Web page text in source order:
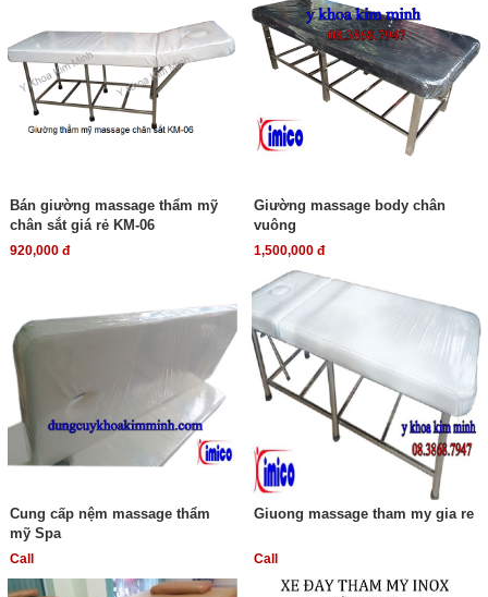
Bán giường massage thẩm mỹ
chân sắt giá rẻ KM-06
920,000 đ
Giường massage body chân
vuông
1,500,000 đ
Cung cấp nệm massage thẩm
mỹ Spa
Call
Giuong massage tham my gia re
Call